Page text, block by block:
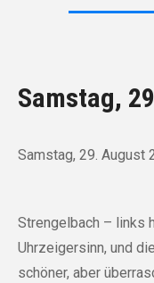
Samstag,
Samstag, 29. August
Strengelbach – links
Uhrzeigersinn, und
schöner, aber